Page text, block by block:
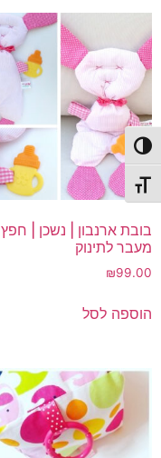
הפעל/כבה ניגודיות גבוהה
מתג גודל גופן
בובת ארנבון | נשכן | חפץ
מעבר לתינוק
₪99.00
הוספה לסל